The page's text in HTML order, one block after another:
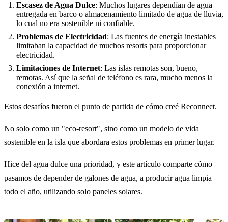
Escasez de Agua Dulce: Muchos lugares dependían de agua
entregada en barco o almacenamiento limitado de agua de lluvia,
lo cual no era sostenible ni confiable.
Problemas de Electricidad: Las fuentes de energía inestables
limitaban la capacidad de muchos resorts para proporcionar
electricidad.
Limitaciones de Internet: Las islas remotas son, bueno,
remotas. Así que la señal de teléfono es rara, mucho menos la
conexión a internet.
Estos desafíos fueron el punto de partida de cómo creé Reconnect.
No solo como un "eco-resort", sino como un modelo de vida
sostenible en la isla que abordara estos problemas en primer lugar.
Hice del agua dulce una prioridad, y este artículo comparte cómo
pasamos de depender de galones de agua, a producir agua limpia
todo el año, utilizando solo paneles solares.